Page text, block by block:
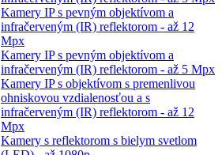
Kamery IP s pevným objektívom a
infračerveným (IR) reflektorom - až 12
Mpx
Kamery IP s pevným objektívom a
infračerveným (IR) reflektorom - až 5 Mpx
Kamery IP s objektívom s premenlivou
ohniskovou vzdialenosťou a s
infračerveným (IR) reflektorom - až 12
Mpx
Kamery s reflektorom s bielym svetlom